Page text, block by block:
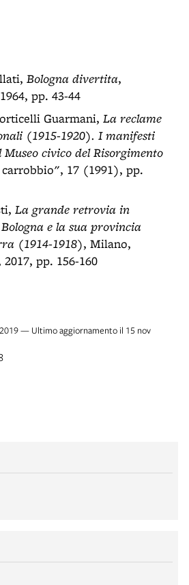
Bologna divertita,
pp. 43-44
Guarmani, La reclame
(1915-1920). I manifesti
Museo civico del Risorgimento
17 (1991), pp.
La grande retrovia in
e la sua provincia
(1914-1918), Milano,
pp. 156-160
— Ultimo aggiornamento il 15 nov